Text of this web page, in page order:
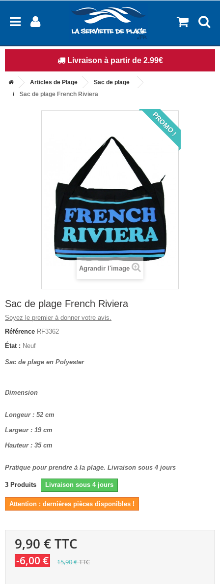
14 jours pour changer d'avis
Articles de Plage
Sac de plage
Sac de plage French Riviera
PROMO !
Agrandir l'image
Sac de plage French Riviera
Soyez le premier à donner votre avis.
Référence RF3362
État : Neuf
Sac de plage en Polyester
Dimension
Longeur : 52 cm
Largeur : 19 cm
Hauteur : 35 cm
Pratique pour prendre à la plage. Livraison sous 4 jours
3 Produits Livraison sous 4 jours
Attention : dernières pièces disponibles !
9,90 €TTC
-6,00 € 15,90 €TTC